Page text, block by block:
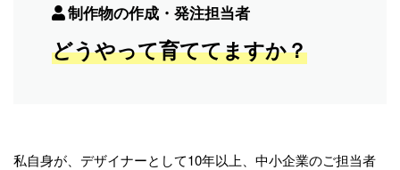
制作物の作成・発注担当者
どうやって育ててますか？
私自身が、デザイナーとして10年以上、中小企業のご担当者